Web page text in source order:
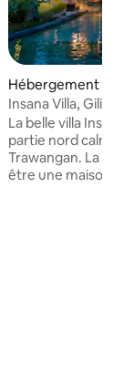
sur la
Hébergement ⋅
Insana Villa, Gili
La belle villa
partie nord calme
Trawangan. La
être une maison